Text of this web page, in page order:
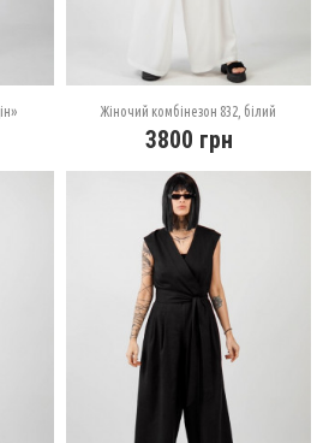
Жіночий комбінезон 832, білий
3800 грн